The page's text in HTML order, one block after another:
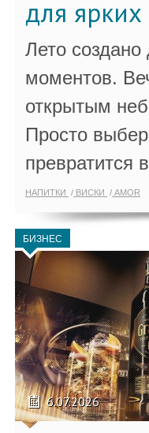
для
Лето создано
моментов.
открытым
Просто
превратится
НАПИТКИ ВИСКИ AMOR
БИЗНЕС
6.07.2026